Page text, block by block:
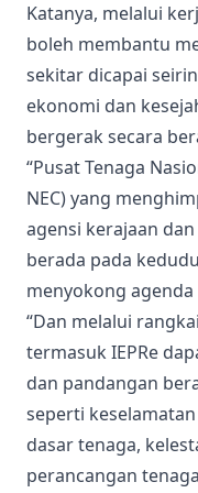
Katanya, melalui
boleh membantu
sekitar dicapai
ekonomi dan
bergerak secara
“Pusat Tenaga
NEC) yang
agensi kerajaan
berada pada
menyokong
“Dan melalui
termasuk IEPRe
dan pandangan
seperti
dasar tenaga,
perancangan